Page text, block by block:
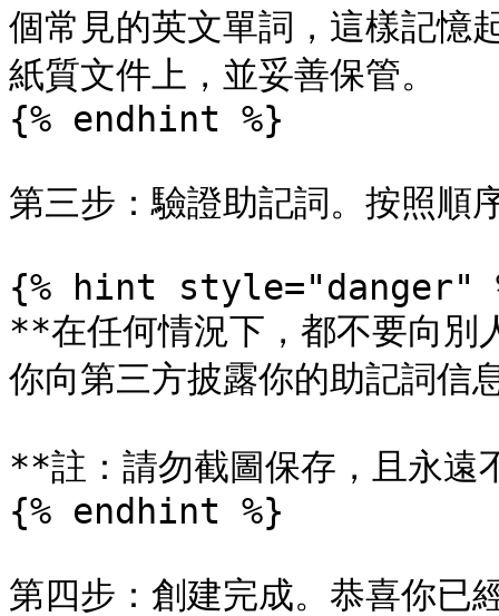
個常見的英文單詞，這樣記憶
紙質文件上，並妥善保管。
{% endhint %}
第三步：驗證助記詞。按照順
{% hint style="danger"
**在任何情況下，都不要向別
你向第三方披露你的助記詞
**註：請勿截圖保存，且永遠
{% endhint %}
第四步：創建完成。恭喜你已